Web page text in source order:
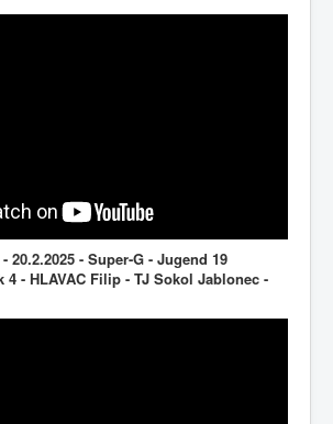
20.2.2025 - Super-G - Jugend 19
4 - HLAVAC Filip - TJ Sokol Jablonec -